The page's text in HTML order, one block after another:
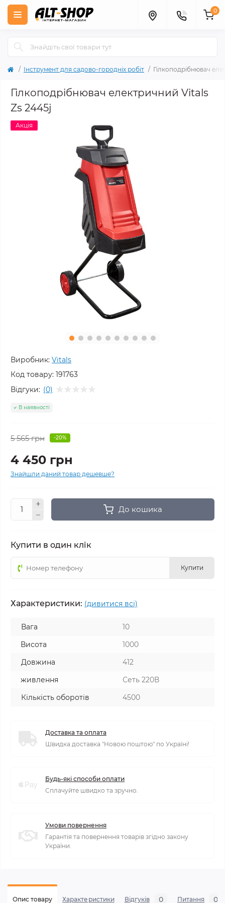
0
Інструмент для садово-городніх робіт Гілкоподрібнювач
Гілкоподрібнювач електричний Vitals
Zs 2445j
Акція
Виробник: Vitals
Код товару: 191763
Відгуки: (0)
В наявності
5 565 грн -20%
4 450 грн
Знайшли даний товар дешевше?
До кошика
Купити в один клік
Купити
Характеристики: (дивитися всі)
Вага
10
Висота
1000
Довжина
412
живлення
Сеть 220В
Кількість оборотів
4500
Доставка та оплата
Швидка доставка "Новою поштою" по Україні!
Будь-які способи оплати
Сплачуйте швидко та зручно.
Умови повернення
Гарантія та повернення товарів згідно закону
України.
Опис товару Характеристики Відгуків 0 Питання 0